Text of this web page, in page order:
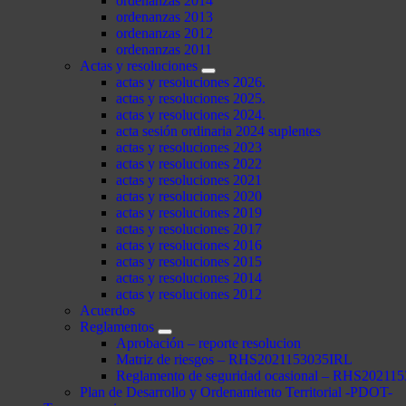
ordenanzas 2013
ordenanzas 2012
ordenanzas 2011
Actas y resoluciones
actas y resoluciones 2026.
actas y resoluciones 2025.
actas y resoluciones 2024.
acta sesión ordinaria 2024 suplentes
actas y resoluciones 2023
actas y resoluciones 2022
actas y resoluciones 2021
actas y resoluciones 2020
actas y resoluciones 2019
actas y resoluciones 2017
actas y resoluciones 2016
actas y resoluciones 2015
actas y resoluciones 2014
actas y resoluciones 2012
Acuerdos
Reglamentos
Aprobación – reporte resolucion
Matriz de riesgos – RHS2021153035IRL
Reglamento de seguridad ocasional –
Plan de Desarrollo y Ordenamiento Territorial -PDOT-